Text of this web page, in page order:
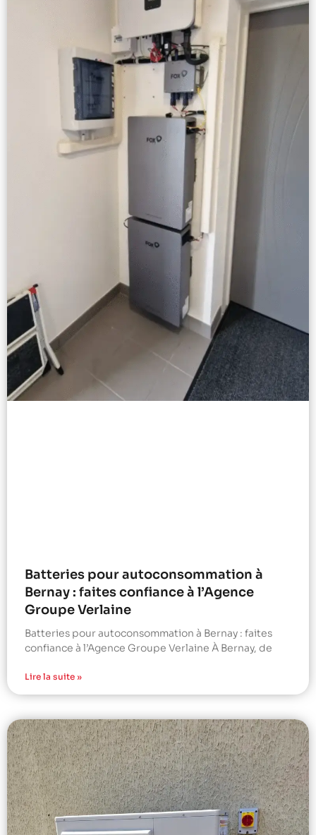
Batteries pour autoconsommation à
Bernay : faites confiance à l’Agence
Groupe Verlaine
Batteries pour autoconsommation à Bernay : faites
confiance à l’Agence Groupe Verlaine À Bernay, de
Lire la suite »